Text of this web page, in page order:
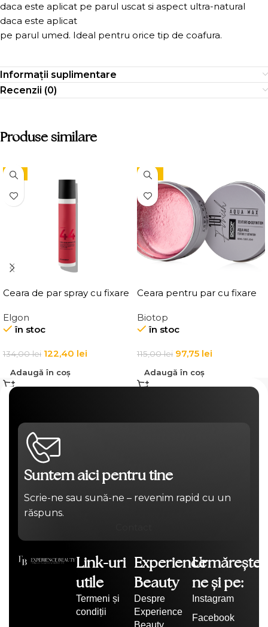
daca este aplicat pe parul uscat si aspect ultra-natural
daca este aplicat
pe parul umed. Ideal pentru orice tip de coafura.
Informații suplimentare
Recenzii (0)
Produse similare
-9%
Ceara de par spray cu fixare
Hold Spray Wax
Elgon
în stoc
134,00lei 122,40 lei
Adaugă în coș
-15%
Ceara pentru par cu fixare
Texture Definition
Biotop
în stoc
115,00lei 97,75 lei
Adaugă în coș
Suntem aici pentru tine
Scrie-ne sau sună-ne – revenim rapid cu un
răspuns.
Link-uri
utile
Termeni și
condiții
Experience
Beauty
Despre
Experience
Beauty
Urmărește-
ne și pe:
Instagram
Facebook